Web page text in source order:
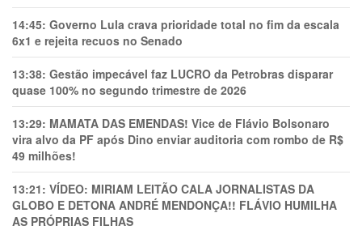
14:45: Governo Lula crava prioridade total no fim da escala
6x1 e rejeita recuos no Senado
13:38: Gestão impecável faz LUCRO da Petrobras disparar
quase 100% no segundo trimestre de 2026
13:29: MAMATA DAS EMENDAS! Vice de Flávio Bolsonaro
vira alvo da PF após Dino enviar auditoria com rombo de R$
49 milhões!
13:21: VÍDEO: MIRIAM LEITÃO CALA JORNALISTAS DA
GLOBO E DETONA ANDRÉ MENDONÇA!! FLÁVIO HUMILHA
AS PRÓPRIAS FILHAS